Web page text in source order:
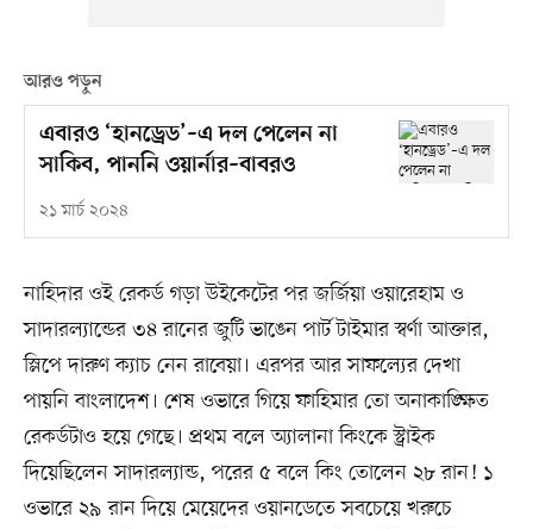
আরও পড়ুন
এবারও ‘হানড্রেড’–এ দল পেলেন না
সাকিব, পাননি ওয়ার্নার–বাবরও
২১ মার্চ ২০২৪
নাহিদার ওই রেকর্ড গড়া উইকেটের পর জর্জিয়া ওয়ারেহাম ও
সাদারল্যান্ডের ৩৪ রানের জুটি ভাঙেন পার্ট টাইমার স্বর্ণা আক্তার,
স্লিপে দারুণ ক্যাচ নেন রাবেয়া। এরপর আর সাফল্যের দেখা
পায়নি বাংলাদেশ। শেষ ওভারে গিয়ে ফাহিমার তো অনাকাঙ্ক্ষিত
রেকর্ডটাও হয়ে গেছে। প্রথম বলে অ্যালানা কিংকে স্ট্রাইক
দিয়েছিলেন সাদারল্যান্ড, পরের ৫ বলে কিং তোলেন ২৮ রান! ১
ওভারে ২৯ রান দিয়ে মেয়েদের ওয়ানডেতে সবচেয়ে খরুচে